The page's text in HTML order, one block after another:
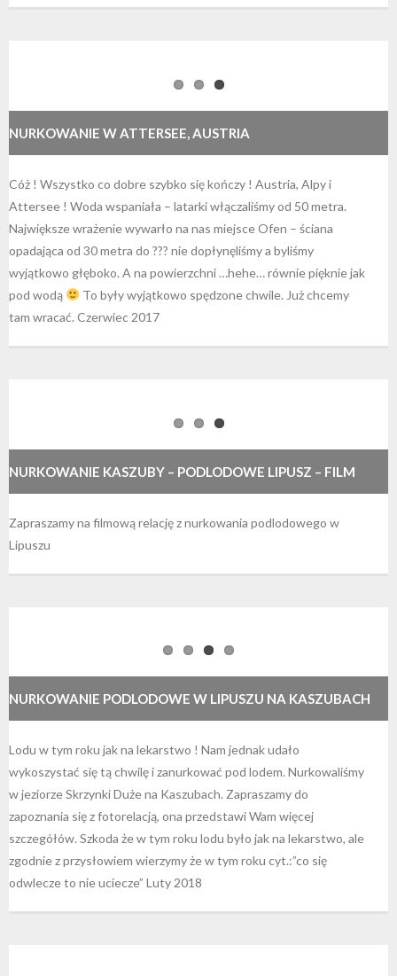
NURKOWANIE W ATTERSEE, AUSTRIA
Cóż ! Wszystko co dobre szybko się kończy ! Austria, Alpy i
Attersee ! Woda wspaniała – latarki włączaliśmy od 50 metra.
Największe wrażenie wywarło na nas miejsce Ofen – ściana
opadająca od 30 metra do ??? nie dopłynęliśmy a byliśmy
wyjątkowo głęboko. A na powierzchni …hehe… równie pięknie jak
pod wodą
To były wyjątkowo spędzone chwile. Już chcemy
tam wracać. Czerwiec 2017
NURKOWANIE KASZUBY – PODLODOWE LIPUSZ – FILM
Zapraszamy na filmową relację z nurkowania podlodowego w
Lipuszu
NURKOWANIE PODLODOWE W LIPUSZU NA KASZUBACH
Lodu w tym roku jak na lekarstwo ! Nam jednak udało
wykoszystać się tą chwilę i zanurkować pod lodem. Nurkowaliśmy
w jeziorze Skrzynki Duże na Kaszubach. Zapraszamy do
zapoznania się z fotorelacją, ona przedstawi Wam więcej
szczegółów. Szkoda że w tym roku lodu było jak na lekarstwo, ale
zgodnie z przysłowiem wierzymy że w tym roku cyt.:”co się
odwlecze to nie uciecze” Luty 2018